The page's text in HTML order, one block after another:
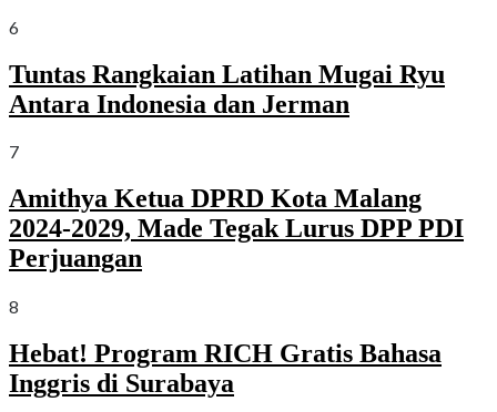
6
Tuntas Rangkaian Latihan Mugai Ryu
Antara Indonesia dan Jerman
7
Amithya Ketua DPRD Kota Malang
2024-2029, Made Tegak Lurus DPP PDI
Perjuangan
8
Hebat! Program RICH Gratis Bahasa
Inggris di Surabaya